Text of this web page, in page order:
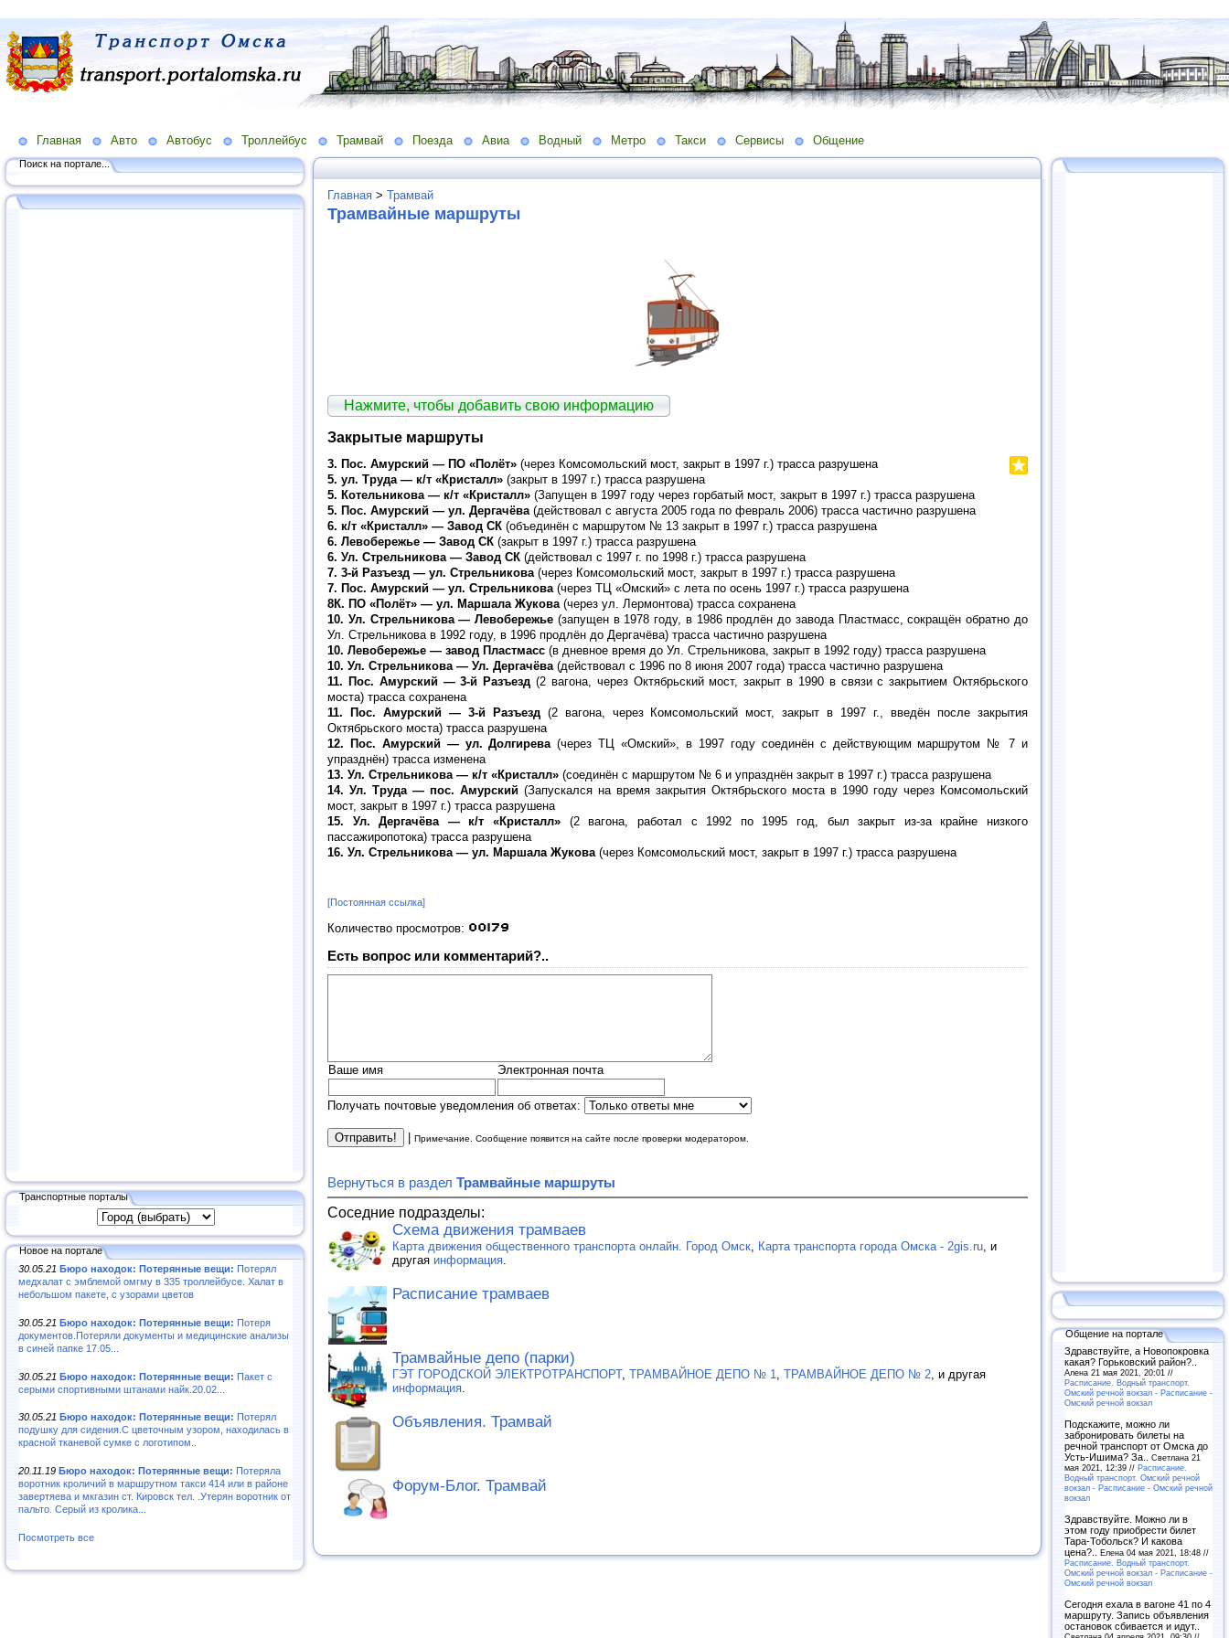
Главная Авто Автобус Троллейбус Трамвай Поезда Авиа Водный Метро Такси Сервисы Общение
Поиск на портале...
Транспортные порталы
Новое на портале
30.05.21 Бюро находок: Потерянные вещи: Потерял
медхалат с эмблемой омгму в 335 троллейбусе. Халат в
небольшом пакете, с узорами цветов
30.05.21 Бюро находок: Потерянные вещи: Потеря
документов.Потеряли документы и медицинские анализы
в синей папке 17.05...
30.05.21 Бюро находок: Потерянные вещи: Пакет с
серыми спортивными штанами найк.20.02...
30.05.21 Бюро находок: Потерянные вещи: Потерял
подушку для сидения.С цветочным узором, находилась в
красной тканевой сумке с логотипом..
20.11.19 Бюро находок: Потерянные вещи: Потеряла
воротник кроличий в маршрутном такси 414 или в районе
завертяева и мкгазин ст. Кировск тел. .Утерян воротник от
пальто. Серый из кролика...
Посмотреть все
Главная > Трамвай
Трамвайные маршруты
Нажмите, чтобы добавить свою информацию
Закрытые маршруты
3. Пос. Амурский — ПО «Полёт» (через Комсомольский мост, закрыт в 1997 г.) трасса разрушена
5. ул. Труда — к/т «Кристалл» (закрыт в 1997 г.) трасса разрушена
5. Котельникова — к/т «Кристалл» (Запущен в 1997 году через горбатый мост, закрыт в 1997 г.) трасса разрушена
5. Пос. Амурский — ул. Дергачёва(действовал с августа 2005 года по февраль 2006) трасса частично разрушена
6. к/т «Кристалл» — Завод СК (объединён с маршрутом № 13 закрыт в 1997 г.) трасса разрушена
6. Левобережье — Завод СК (закрыт в 1997 г.) трасса разрушена
6. Ул. Стрельникова — Завод СК (действовал с 1997 г. по 1998 г.) трасса разрушена
7. 3-й Разъезд — ул. Стрельникова(через Комсомольский мост, закрыт в 1997 г.) трасса разрушена
7. Пос. Амурский — ул. Стрельникова(через ТЦ «Омский» с лета по осень 1997 г.) трасса разрушена
8К. ПО «Полёт» — ул. Маршала Жукова(через ул. Лермонтова) трасса сохранена
10. Ул. Стрельникова — Левобережье (запущен в 1978 году, в 1986 продлён до завода Пластмасс, сокращён обратно до
Ул. Стрельникова в 1992 году, в 1996 продлён до Дергачёва) трасса частично разрушена
10. Левобережье — завод Пластмасс (в дневное время до Ул. Стрельникова, закрыт в 1992 году) трасса разрушена
10. Ул. Стрельникова — Ул. Дергачёва(действовал с 1996 по 8 июня 2007 года) трасса частично разрушена
11. Пос. Амурский — 3-й Разъезд (2 вагона, через Октябрьский мост, закрыт в 1990 в связи с закрытием Октябрьского
моста) трасса сохранена
11. Пос. Амурский — 3-й Разъезд(2 вагона, через Комсомольский мост, закрыт в 1997 г., введён после закрытия
Октябрьского моста) трасса разрушена
12. Пос. Амурский — ул. Долгирева(через ТЦ «Омский», в 1997 году соединён с действующим маршрутом № 7 и
упразднён) трасса изменена
13. Ул. Стрельникова — к/т «Кристалл» (соединён с маршрутом № 6 и упразднён закрыт в 1997 г.) трасса разрушена
14. Ул. Труда — пос. Амурский (Запускался на время закрытия Октябрьского моста в 1990 году через Комсомольский
мост, закрыт в 1997 г.) трасса разрушена
15. Ул. Дергачёва — к/т «Кристалл» (2 вагона, работал с 1992 по 1995 год, был закрыт из-за крайне низкого
пассажиропотока) трасса разрушена
16. Ул. Стрельникова — ул. Маршала Жукова(через Комсомольский мост, закрыт в 1997 г.) трасса разрушена
[Постоянная ссылка]
Количество просмотров:
Есть вопрос или комментарий?..
Ваше имя Электронная почта
Получать почтовые уведомления об ответах:
Примечание. Сообщение появится на сайте после проверки модератором.
Вернуться в раздел Трамвайные маршруты
Соседние подразделы:
Схема движения трамваев
Карта движения общественного транспорта онлайн. Город Омск Карта транспорта города Омска - 2gis.ru , и
другая информация
Расписание трамваев
Трамвайные депо (парки)
ГЭТ ГОРОДСКОЙ ЭЛЕКТРОТРАНСПОРТ, ТРАМВАЙНОЕ ДЕПО № 1 ТРАМВАЙНОЕ ДЕПО № 2 , и другая
информация
Объявления. Трамвай
Форум-Блог. Трамвай
Общение на портале
Здравствуйте, а Новопокровка
какая? Горьковский район?..
Алена 21 мая 2021, 20:01 //
Расписание. Водный транспорт.
Омский речной вокзал - Расписание -
Омский речной вокзал
Подскажите, можно ли
забронировать билеты на
речной транспорт от Омска до
Усть-Ишима? За.. Светлана 21
мая 2021, 12:39 // Расписание.
Водный транспорт. Омский речной
вокзал - Расписание - Омский речной
вокзал
Здравствуйте. Можно ли в
этом году приобрести билет
Тара-Тобольск? И какова
цена?.. Елена 04 мая 2021, 18:48 //
Расписание. Водный транспорт.
Омский речной вокзал - Расписание -
Омский речной вокзал
Сегодня ехала в вагоне 41 по 4
маршруту. Запись объявления
остановок сбивается и идут..